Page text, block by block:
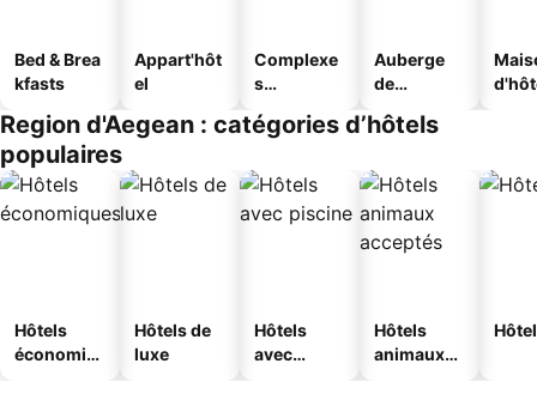
Bed & Brea
kfasts
Appart'hôt
el
Complexe
s
s
Auberge
de
Region d'Aegean : catégories d’hôtels
populaires
Hôtels
économiq
Hôtels de
luxe
Hôtels
avec
Hôtels
animaux